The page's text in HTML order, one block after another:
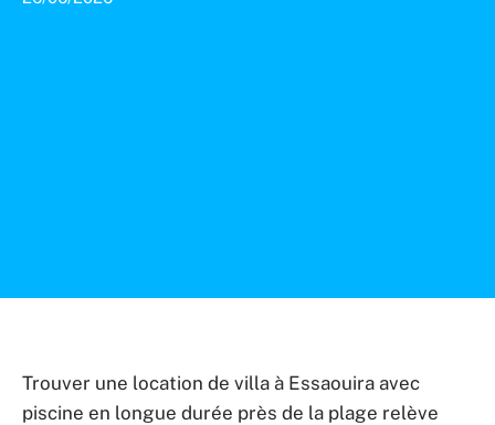
Trouver une location de villa à Essaouira avec
piscine en longue durée près de la plage relève